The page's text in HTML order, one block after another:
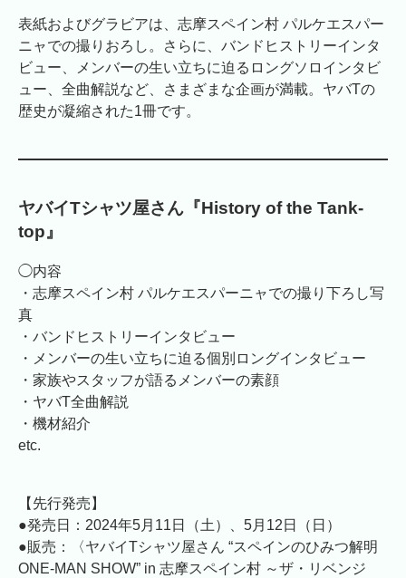
表紙およびグラビアは、志摩スペイン村 パルケエスパー
ニャでの撮りおろし。さらに、バンドヒストリーインタ
ビュー、メンバーの生い立ちに迫るロングソロインタビ
ュー、全曲解説など、さまざまな企画が満載。ヤバTの
歴史が凝縮された1冊です。
ヤバイTシャツ屋さん 『History of the Tank-
top』
◯内容
・志摩スペイン村 パルケエスパーニャでの撮り下ろし写
真
・バンドヒストリーインタビュー
・メンバーの生い立ちに迫る個別ロングインタビュー
・家族やスタッフが語るメンバーの素顔
・ヤバT全曲解説
・機材紹介
etc.
【先行発売】
●発売日：2024年5月11日（土）、5月12日（日）
●販売：〈ヤバイTシャツ屋さん “スペインのひみつ解明
ONE-MAN SHOW” in 志摩スペイン村 ～ザ・リベンジ